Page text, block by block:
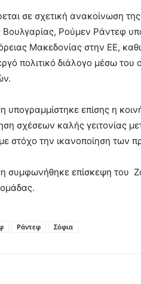
σε σχετική ανακοίνωση
Ρούμεν Ράντεφ
Μακεδονίας στην ΕΕ,
πολιτικό διάλογο μέσω
υπογραμμίστηκε επίσης η
σχέσεων καλής γειτονίας
στόχο την ικανοποίηση των
συμφωνήθηκε επίσκεψη του
Ράντεφ Σόφια